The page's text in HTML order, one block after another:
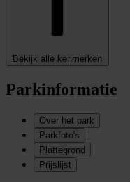
Bekijk alle kenmerken
Parkinformatie
Over het park
Parkfoto's
Plattegrond
Prijslijst